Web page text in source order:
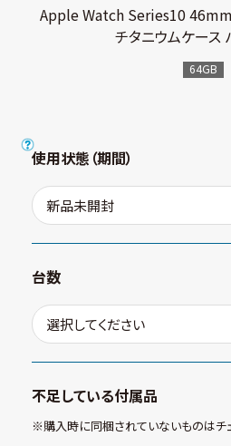
Apple Watch Series10
チタニウムケース
64GB
使用状態（期間）
台数
不足している付属品
※購⼊時に同梱されていないものはチェ